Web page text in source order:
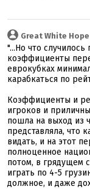
Great White Hope
"...Но что
коэффициенты
еврокубках
карабкаться по
Коэффициенты и
игроков и
пошла на выход из
представляла, что
видать, и на этот
полноценное
потом, в грядущем
играть по 4-5
должное, и даже